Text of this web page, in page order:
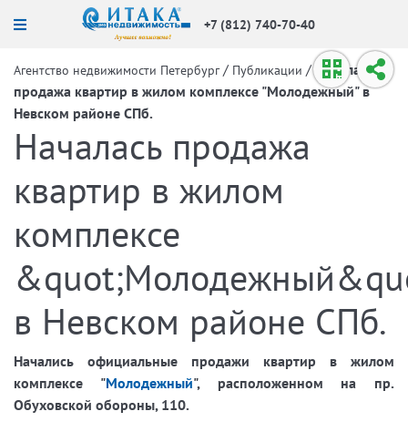
+7 (812) 740-70-40
Агентство недвижимости Петербург / Публикации / Началась
продажа квартир в жилом комплексе "Молодежный" в
Невском районе СПб.
Началась продажа
квартир в жилом
комплексе
в Невском районе СПб.
Начались официальные продажи квартир в жилом
комплексе "Молодежный", расположенном на пр.
Обуховской обороны, 110.